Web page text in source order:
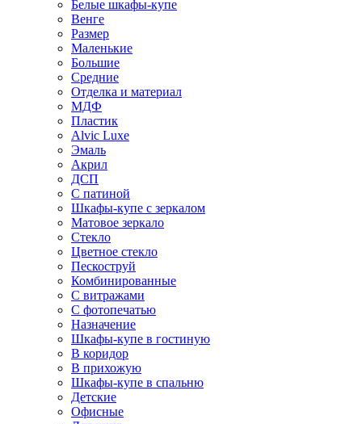
Белые шкафы-купе
Венге
Размер
Маленькие
Большие
Средние
Отделка и материал
МДФ
Пластик
Alvic Luxe
Эмаль
Акрил
ДСП
С патиной
Шкафы-купе с зеркалом
Матовое зеркало
Стекло
Цветное стекло
Пескоструй
Комбинированные
С витражами
С фотопечатью
Назначение
Шкафы-купе в гостиную
В коридор
В прихожую
Шкафы-купе в спальню
Детские
Офисные